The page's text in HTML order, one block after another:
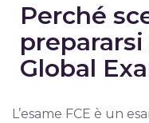
Perché
Global
L’esame FCE è un